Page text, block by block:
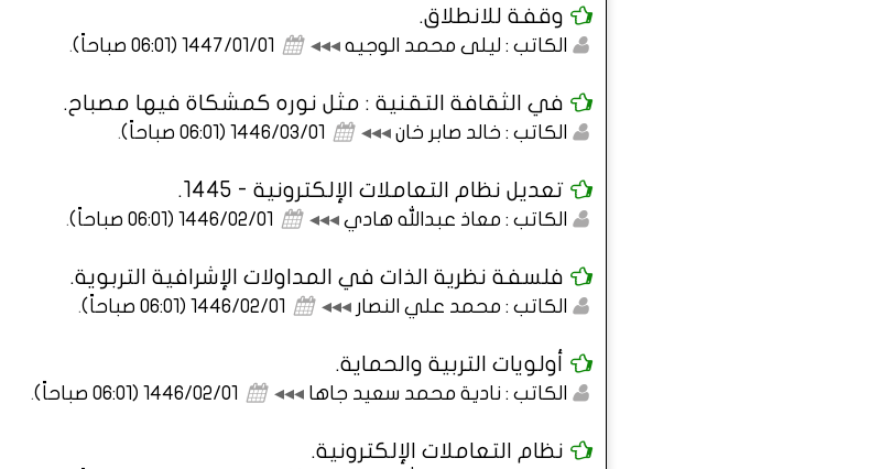
وقفة للانطلاق.
الكاتب : ليلى محمد الوجيه ◂◂◂ 1447/01/01 (06:01 صباحاً) .
في الثقافة التقنية : مثل نوره كمشكاة فيها مصباح.
الكاتب : خالد صابر خان ◂◂◂ 1446/03/01 (06:01 صباحاً) .
تعديل نظام التعاملات الإلكترونية - 1445.
الكاتب : معاذ عبدالله هادي ◂◂◂ 1446/02/01 (06:01 صباحاً) .
فلسفة نظرية الذات في المداولات الإشرافية التربوية.
الكاتب : محمد علي النصار ◂◂◂ 1446/02/01 (06:01 صباحاً) .
أولويات التربية والحماية.
الكاتب : نادية محمد سعيد جاها ◂◂◂ 1446/02/01 (06:01 صباحاً) .
نظام التعاملات الإلكترونية.